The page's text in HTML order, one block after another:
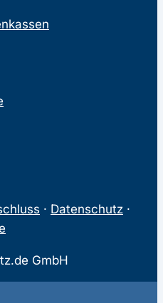
· Datenschutz ·
GmbH